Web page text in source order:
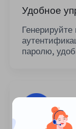
Удобное
паролю,